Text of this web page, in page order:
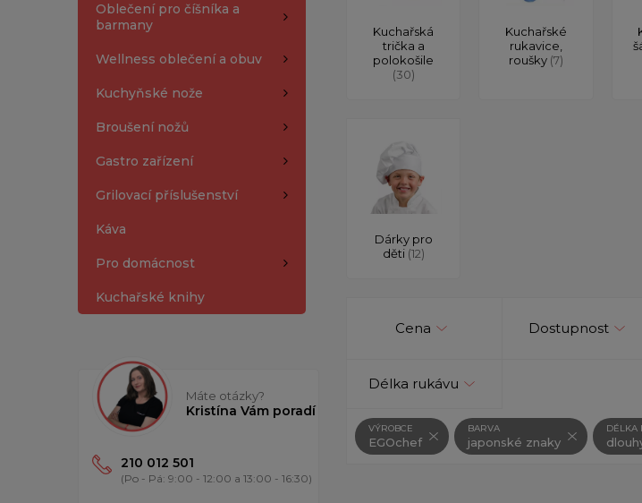
Oblečení pro číšníka a
barmany
Wellness oblečení a obuv
Kuchyňské nože
Broušení nožů
Gastro zařízení
Grilovací příslušenství
Káva
Pro domácnost
Kuchařské knihy
Máte otázky?
Kristína Vám poradí
210 012 501
(Po - Pá: 9:00 - 12:00 a 13:00 - 16:30)
Kuchařská
trička a
polokošile
(30)
Kuchařské
rukavice,
roušky (7)
Dárky pro
děti (12)
Cena Dostupnost
Délka rukávu
VÝROBCE
EGOchef
BARVA
japonské znaky
DÉLKA